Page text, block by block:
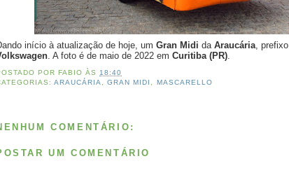
início à atualização de hoje, um Gran Midi da Araucária, prefixo
. A foto é de maio de 2022 em Curitiba (PR).
PORFABIO ÀS18:40
ARAUCÁRIA,GRAN MIDI , MASCARELLO
COMENTÁRIO:
UM COMENTÁRIO